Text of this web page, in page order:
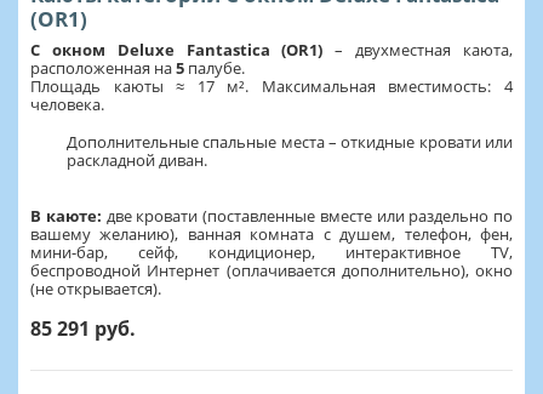
(OR1)
С окном Deluxe Fantastica (OR1)– двухместная каюта,
расположенная на5 палубе.
Площадь каюты ≈ 17 м². Максимальная вместимость: 4
человека.
Дополнительные спальные места – откидные кровати или
раскладной диван.
В каюте: две кровати (поставленные вместе или раздельно по
вашему желанию), ванная комната с душем, телефон, фен,
мини-бар, сейф, кондиционер, интерактивное TV,
беспроводной Интернет (оплачивается дополнительно), окно
(не открывается).
85 291 руб.